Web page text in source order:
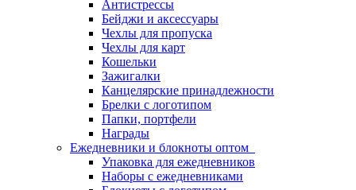
Антистрессы
Бейджи и аксессуары
Чехлы для пропуска
Чехлы для карт
Кошельки
Зажигалки
Канцелярские принадлежности
Брелки с логотипом
Папки, портфели
Награды
Ежедневники и блокноты оптом
Упаковка для ежедневников
Наборы с ежедневниками